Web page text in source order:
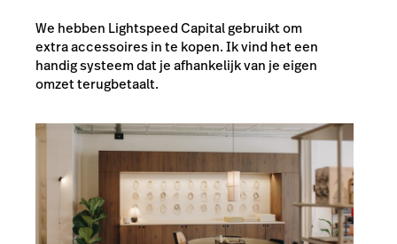
We hebben Lightspeed Capital gebruikt om
extra accessoires in te kopen. Ik vind het een
handig systeem dat je afhankelijk van je eigen
omzet terugbetaalt.